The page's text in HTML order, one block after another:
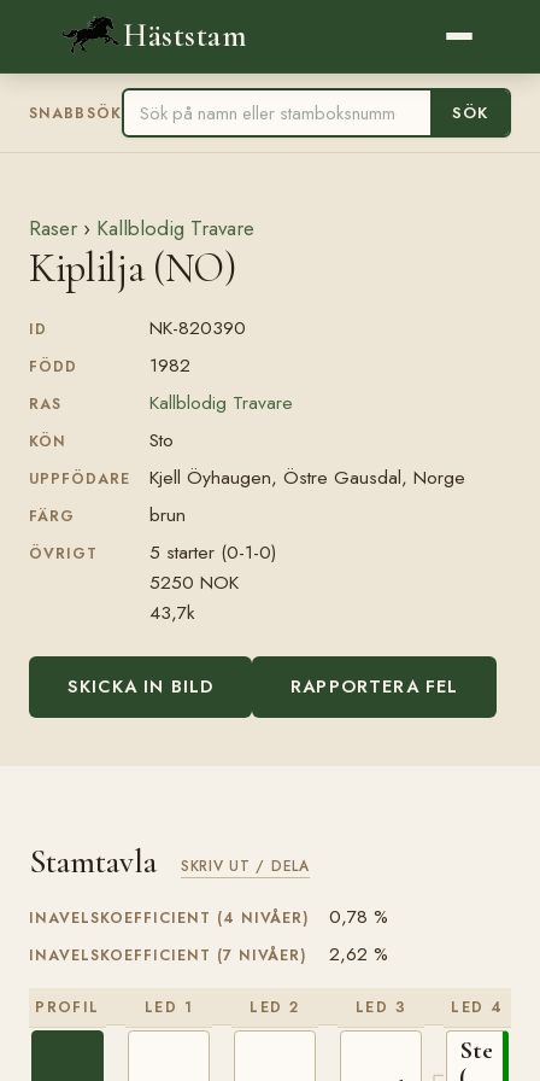
Häststam
SNABBSÖK SÖK
Raser › Kallblodig Travare
Kiplilja (NO)
ID NK-820390
FÖDD 1982
RAS Kallblodig Travare
KÖN Sto
UPPFÖDARE Kjell Öyhaugen, Östre Gausdal, Norge
FÄRG brun
ÖVRIGT
5 starter (0-1-0)
5250 NOK
43,7k
SKICKA IN BILD RAPPORTERA FEL
Stamtavla SKRIV UT / DELA
INAVELSKOEFFICIENT (4 NIVÅER) 0,78 %
INAVELSKOEFFICIENT (7 NIVÅER) 2,62 %
PROFIL LED 1 LED 2 LED 3 LED 4
Stegg